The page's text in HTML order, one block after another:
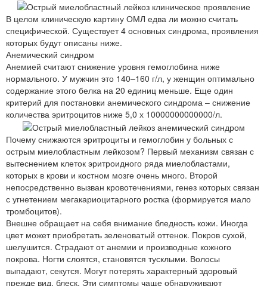
В целом клиническую картину ОМЛ едва ли можно считать
специфической. Существует 4 основных синдрома, проявления
которых будут описаны ниже.
Анемический синдром
Анемией считают снижение уровня гемоглобина ниже
нормального. У мужчин это 140–160 г/л, у женщин оптимально
содержание этого белка на 20 единиц меньше. Еще один
критерий для постановки анемического синдрома – снижение
количества эритроцитов ниже 5,0 х 10000000000000/л.
Почему снижаются эритроциты и гемоглобин у больных с
острым миелобластным лейкозом? Первый механизм связан с
вытеснением клеток эритроидного ряда миелобластами,
которых в крови и костном мозге очень много. Второй
непосредственно вызван кровотечениями, генез которых связан
с угнетением мегакариоцитарного ростка (формируется мало
тромбоцитов).
Внешне обращает на себя внимание бледность кожи. Иногда
цвет может приобретать зеленоватый оттенок. Покров сухой,
шелушится. Страдают от анемии и производные кожного
покрова. Ногти слоятся, становятся тусклыми. Волосы
выпадают, секутся. Могут потерять характерный здоровый
прежде вид, блеск. Эти симптомы чаще обнаруживают